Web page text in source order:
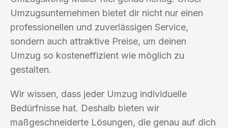
Umzugsunternehmen bietet dir nicht nur einen
professionellen und zuverlässigen Service,
sondern auch attraktive Preise, um deinen
Umzug so kosteneffizient wie möglich zu
gestalten.
Wir wissen, dass jeder Umzug individuelle
Bedürfnisse hat. Deshalb bieten wir
maßgeschneiderte Lösungen, die genau auf dich